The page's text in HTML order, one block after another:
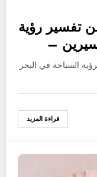
تفسير رؤية
سيرين –
السباحة في البحر
قراءة المزيد